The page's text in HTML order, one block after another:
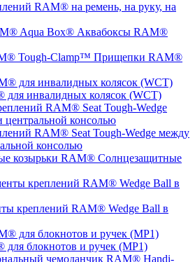
RAM® на ремень, на руку, на
Аквабоксы RAM®
Прищепки RAM®
инвалидных колясок (WCT)
RAM® Seat Tough-Wedge между
консолью
Солнцезащитные
креплений RAM® Wedge Ball в
блокнотов и ручек (MP1)